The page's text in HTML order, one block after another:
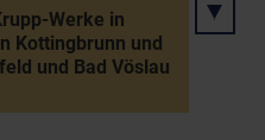
Werke in
Kottingbrunn und
und Bad Vöslau